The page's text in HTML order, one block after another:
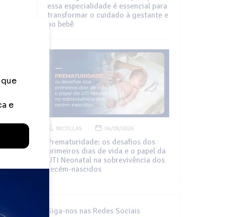
essa especialidade é essencial para
transformar o cuidado à gestante e
ao bebê
NICOLLAS 04/08/2026
Prematuridade: os desafios dos
primeiros dias de vida e o papel da
UTI Neonatal na sobrevivência dos
recém-nascidos
Siga-nos nas Redes Sociais